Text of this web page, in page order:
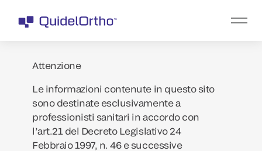
Attenzione
Le informazioni contenute in questo sito
sono destinate esclusivamente a
professionisti sanitari in accordo con
l’art.21 del Decreto Legislativo 24
Febbraio 1997, n. 46 e successive